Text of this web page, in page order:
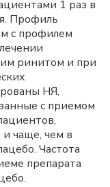
1 раз в
Профиль
с профилем
ринитом и при
НЯ,
с приемом
и чаще, чем в
Частота
препарата